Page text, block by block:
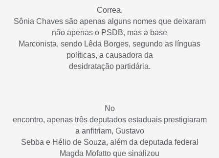
Correa,
Sônia Chaves são apenas alguns nomes que deixaram
não apenas o PSDB, mas a base
Marconista, sendo Lêda Borges, segundo as línguas
políticas, a causadora da
desidratação partidária.
No
encontro, apenas três deputados estaduais prestigiaram
a anfitriam, Gustavo
Sebba e Hélio de Souza, além da deputada federal
Magda Mofatto que sinalizou